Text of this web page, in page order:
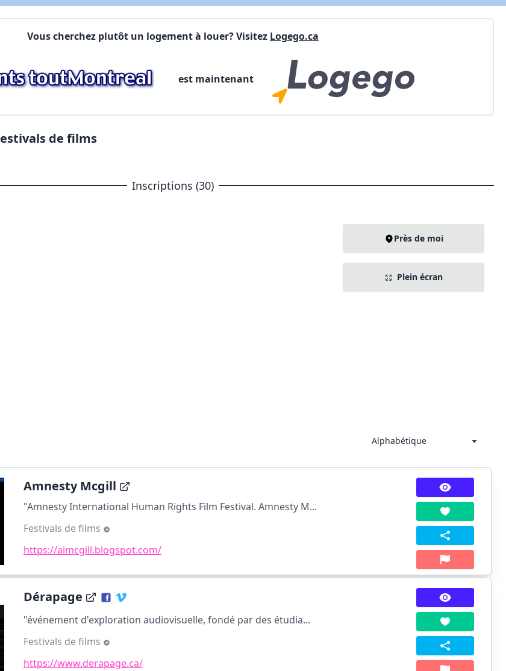
Vous cherchez plutôt un logement à louer? Visitez Logego.ca
est maintenant
de films
Inscriptions (30)
Près de moi
Plein écran
Amnesty Mcgill
"Amnesty International Human Rights Film Festival. Amnesty M...
Festivals de films
https://aimcgill.blogspot.com/
Dérapage
"événement d'exploration audiovisuelle, fondé par des étudia...
Festivals de films
https://www.derapage.ca/
X Fermer Envoyez